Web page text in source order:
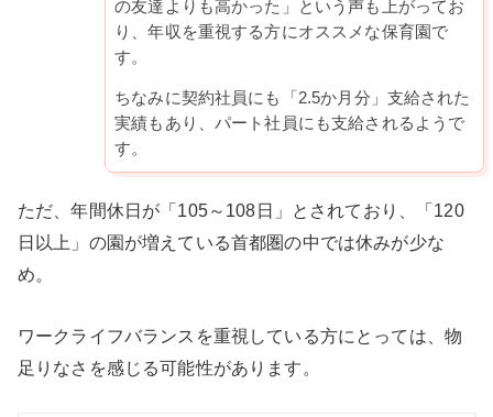
の友達よりも高かった」という声も上がってお
り、年収を重視する方にオススメな保育園で
す。
ちなみに契約社員にも「2.5か月分」支給された
実績もあり、パート社員にも支給されるようで
す。
ただ、年間休日が「105～108日」とされており、「120
日以上」の園が増えている首都圏の中では休みが少な
め。
ワークライフバランスを重視している方にとっては、物
足りなさを感じる可能性があります。